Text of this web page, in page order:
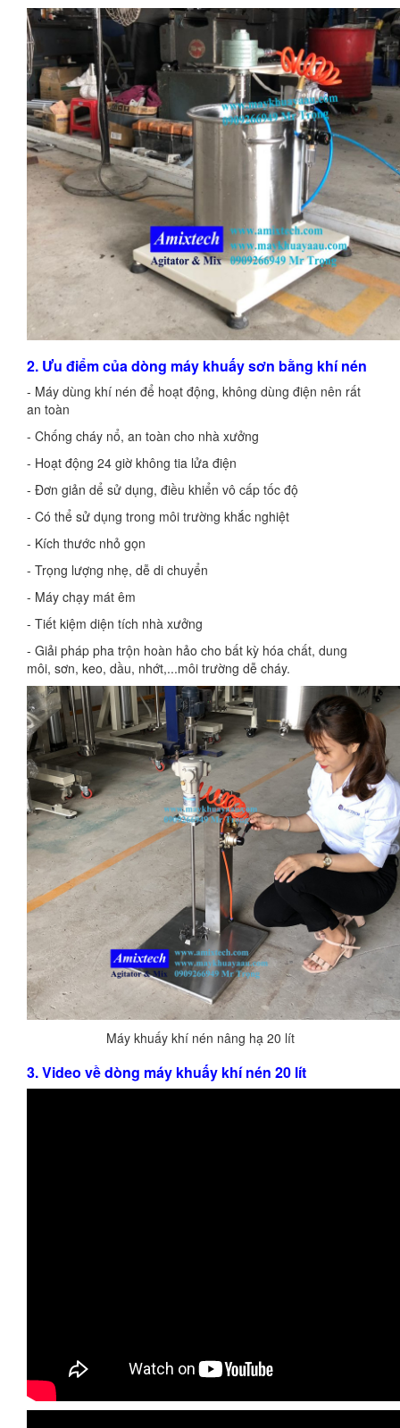
2. Ưu điểm của dòng máy khuấy sơn bằng khí nén
- Máy dùng khí nén để hoạt động, không dùng điện nên rất
an toàn
- Chống cháy nổ, an toàn cho nhà xưởng
- Hoạt động 24 giờ không tia lửa điện
- Đơn giản dể sử dụng, điều khiển vô cấp tốc độ
- Có thể sử dụng trong môi trường khắc nghiệt
- Kích thước nhỏ gọn
- Trọng lượng nhẹ, dễ di chuyển
- Máy chạy mát êm
- Tiết kiệm diện tích nhà xưởng
- Giải pháp pha trộn hoàn hảo cho bất kỳ hóa chất, dung
môi, sơn, keo, dầu, nhớt,...môi trường dễ cháy.
Máy khuấy khí nén nâng hạ 20 lít
3. Video về dòng máy khuấy khí nén 20 lít